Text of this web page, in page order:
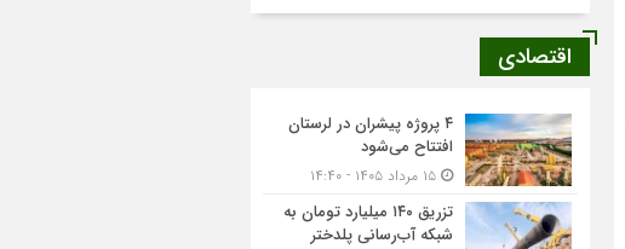
اقتصادی
۴ پروژه پیشران در لرستان
افتتاح می‌شود
تزریق ۱۴۰ میلیارد تومان به
شبکه آب‌رسانی پلدختر